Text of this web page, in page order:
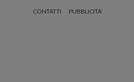
CONTATTI PUBBLICITA’